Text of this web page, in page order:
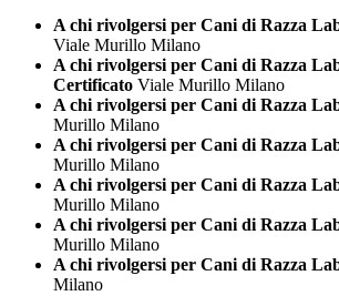
A chi rivolgersi per Cani di Razza
Viale Murillo Milano
A chi rivolgersi per Cani di Razza
Certificato Viale Murillo Milano
A chi rivolgersi per Cani di Razza
Murillo Milano
A chi rivolgersi per Cani di Razza
Murillo Milano
A chi rivolgersi per Cani di Razza
Murillo Milano
A chi rivolgersi per Cani di Razza
Murillo Milano
A chi rivolgersi per Cani di Razza
Milano